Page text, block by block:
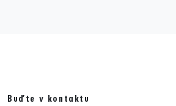
Buďte v kontaktu